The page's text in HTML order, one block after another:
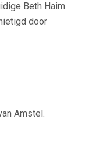
Beth Haim
door
Amstel.